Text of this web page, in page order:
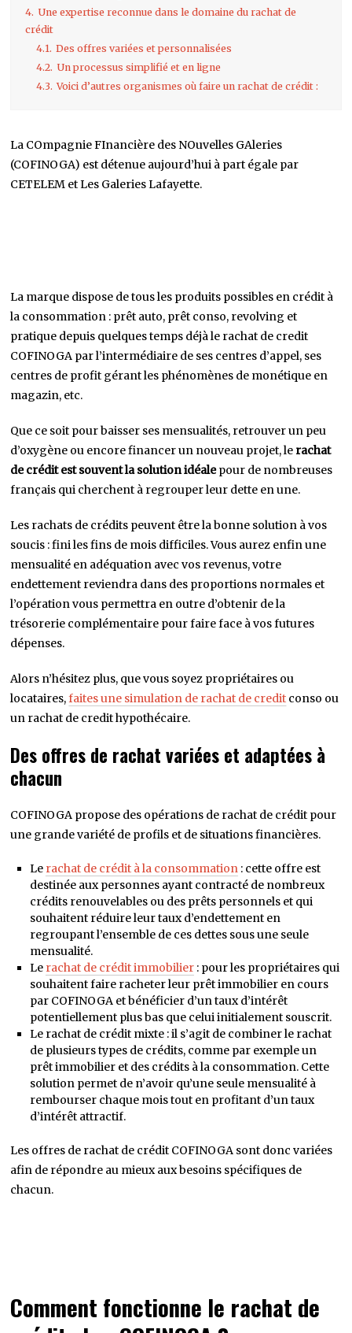
4. Une expertise reconnue dans le domaine du rachat de
crédit
4.1. Des offres variées et personnalisées
4.2. Un processus simplifié et en ligne
4.3. Voici d’autres organismes où faire un rachat de crédit :
La COmpagnie FInancière des NOuvelles GAleries
(COFINOGA) est détenue aujourd’hui à part égale par
CETELEM et Les Galeries Lafayette.
La marque dispose de tous les produits possibles en crédit à
la consommation : prêt auto, prêt conso, revolving et
pratique depuis quelques temps déjà le rachat de credit
COFINOGA par l’intermédiaire de ses centres d’appel, ses
centres de profit gérant les phénomènes de monétique en
magazin, etc.
Que ce soit pour baisser ses mensualités, retrouver un peu
d’oxygène ou encore financer un nouveau projet, le rachat
de crédit est souvent la solution idéalepour de nombreuses
français qui cherchent à regrouper leur dette en une.
Les rachats de crédits peuvent être la bonne solution à vos
soucis : fini les fins de mois difficiles. Vous aurez enfin une
mensualité en adéquation avec vos revenus, votre
endettement reviendra dans des proportions normales et
l’opération vous permettra en outre d’obtenir de la
trésorerie complémentaire pour faire face à vos futures
dépenses.
Alors n’hésitez plus, que vous soyez propriétaires ou
locataires,faites une simulation de rachat de credit conso ou
un rachat de credit hypothécaire.
Des offres de rachat variées et adaptées à
chacun
COFINOGA propose des opérations de rachat de crédit pour
une grande variété de profils et de situations financières.
Le rachat de crédit à la consommation : cette offre est
destinée aux personnes ayant contracté de nombreux
crédits renouvelables ou des prêts personnels et qui
souhaitent réduire leur taux d’endettement en
regroupant l’ensemble de ces dettes sous une seule
mensualité.
Le rachat de crédit immobilier: pour les propriétaires qui
souhaitent faire racheter leur prêt immobilier en cours
par COFINOGA et bénéficier d’un taux d’intérêt
potentiellement plus bas que celui initialement souscrit.
Le rachat de crédit mixte : il s’agit de combiner le rachat
de plusieurs types de crédits, comme par exemple un
prêt immobilier et des crédits à la consommation. Cette
solution permet de n’avoir qu’une seule mensualité à
rembourser chaque mois tout en profitant d’un taux
d’intérêt attractif.
Les offres de rachat de crédit COFINOGA sont donc variées
afin de répondre au mieux aux besoins spécifiques de
chacun.
Comment fonctionne le rachat de